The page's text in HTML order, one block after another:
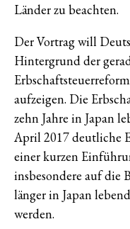
Länder zu beachten.
Der Vortrag will
Hintergrund der
aufzeigen. Die
zehn Jahre in Japan
April 2017 deutliche
einer kurzen
insbesondere auf die
länger in Japan
werden.